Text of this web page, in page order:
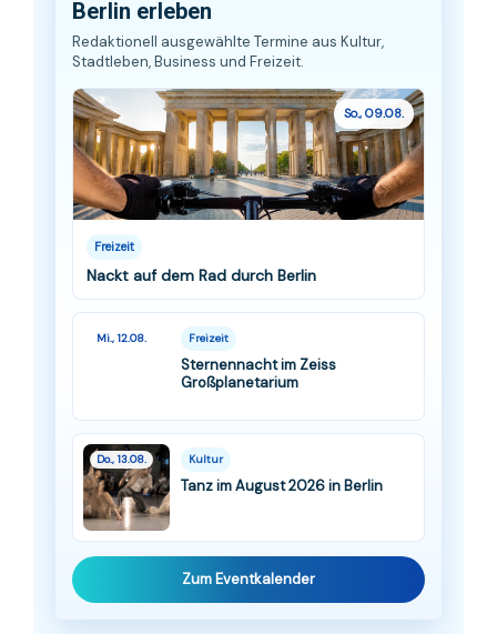
Berlin erleben
Redaktionell ausgewählte Termine aus Kultur,
Stadtleben, Business und Freizeit.
So., 09.08.
Freizeit
Nackt auf dem Rad durch Berlin
Mi., 12.08. Freizeit
Sternennacht im Zeiss
Großplanetarium
Do., 13.08. Kultur
Tanz im August 2026 in Berlin
Zum Eventkalender